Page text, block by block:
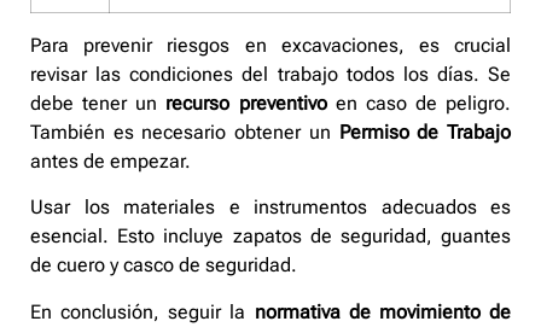
Para prevenir riesgos en excavaciones, es crucial
revisar las condiciones del trabajo todos los días. Se
debe tener un recurso preventivoen caso de peligro.
También es necesario obtener un Permiso de Trabajo
antes de empezar.
Usar los materiales e instrumentos adecuados es
esencial. Esto incluye zapatos de seguridad, guantes
de cuero y casco de seguridad.
En conclusión, seguir la normativa de movimiento de